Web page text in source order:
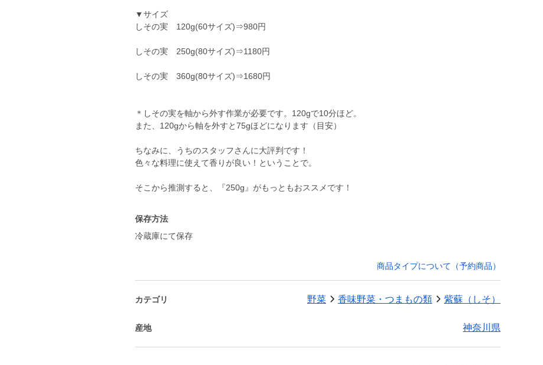
▼サイズ
しその実 120g(60サイズ)⇒980円
しその実 250g(80サイズ)⇒1180円
しその実 360g(80サイズ)⇒1680円
＊しその実を軸から外す作業が必要です。120gで10分ほど。
また、120gから軸を外すと75gほどになります（目安）
ちなみに、うちのスタッフさんに大評判です！
色々な料理に使えて香りが良い！ということで。
保存方法
冷蔵庫にて保存
商品タイプについて（予約商品）
カテゴリ 野菜 香味野菜・つまもの類 紫蘇（しそ）
産地 神奈川県